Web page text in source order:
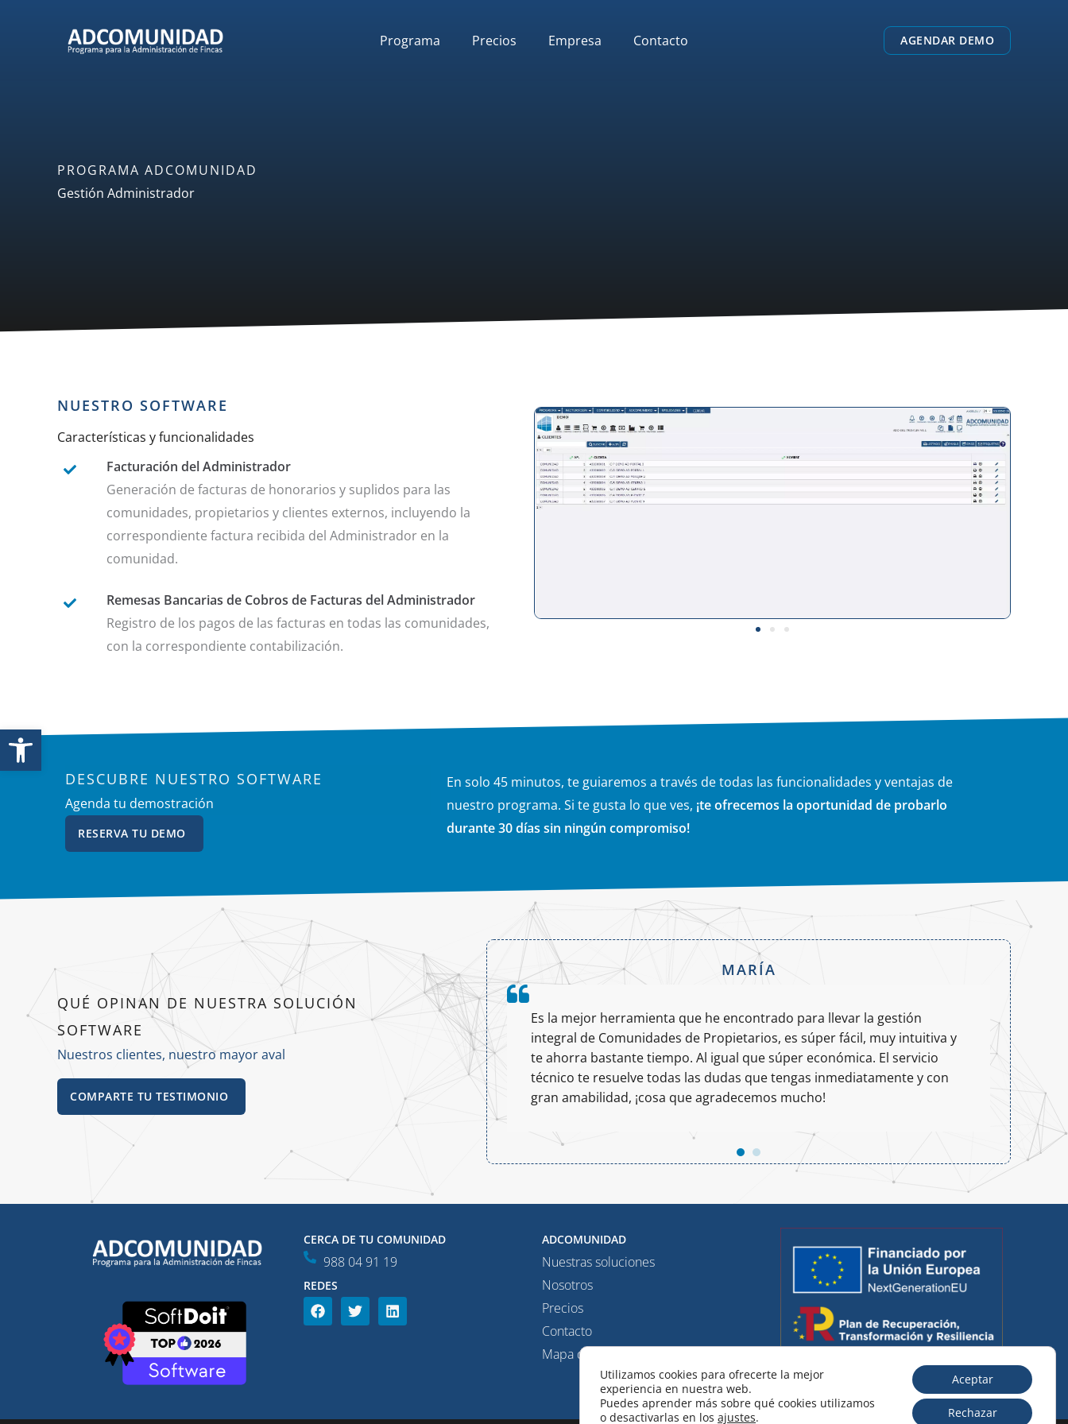
Programa Precios Empresa Contacto AGENDAR DEMO
PROGRAMA ADCOMUNIDAD
Gestión Administrador
NUESTRO SOFTWARE
Características y funcionalidades
Facturación del Administrador
Generación de facturas de honorarios y suplidos para las
comunidades, propietarios y clientes externos, incluyendo la
correspondiente factura recibida del Administrador en la
comunidad.
Remesas Bancarias de Cobros de Facturas del Administrador
Registro de los pagos de las facturas en todas las comunidades,
con la correspondiente contabilización.
DESCUBRE NUESTRO SOFTWARE
Agenda tu demostración
RESERVA TU DEMO
En solo 45 minutos, te guiaremos a través de todas las funcionalidades y ventajas de
nuestro programa. Si te gusta lo que ves, ¡te ofrecemos la oportunidad de probarlo
durante 30 días sin ningún compromiso!
QUÉ OPINAN DE NUESTRA SOLUCIÓN
SOFTWARE
Nuestros clientes, nuestro mayor aval
COMPARTE TU TESTIMONIO
MARÍA
Es la mejor herramienta que he encontrado para llevar la gestión
integral de Comunidades de Propietarios, es súper fácil, muy intuitiva y
te ahorra bastante tiempo. Al igual que súper económica. El servicio
técnico te resuelve todas las dudas que tengas inmediatamente y con
gran amabilidad, ¡cosa que agradecemos mucho!
CERCA DE TU COMUNIDAD
988 04 91 19
REDES
F
a
c
T
w
i
L
i
n
ADCOMUNIDAD
Nuestras soluciones
Nosotros
Precios
Contacto
Mapa del sitio web
Utilizamos cookies para ofrecerte la mejor
experiencia en nuestra web.
Puedes aprender más sobre qué cookies utilizamos
o desactivarlas en los ajustes.
Aceptar
Rechazar